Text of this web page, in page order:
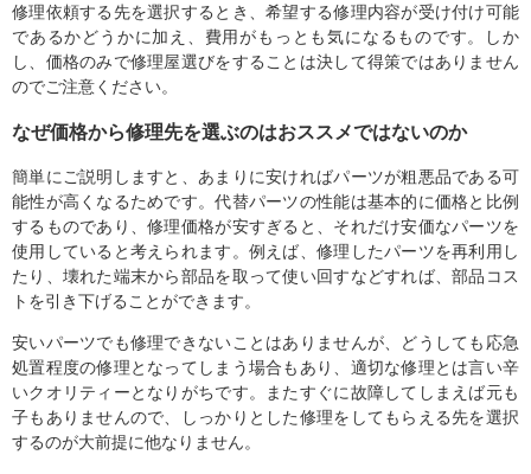
修理依頼する先を選択するとき、希望する修理内容が受け付け可能
であるかどうかに加え、費用がもっとも気になるものです。しか
し、価格のみで修理屋選びをすることは決して得策ではありません
のでご注意ください。
なぜ価格から修理先を選ぶのはおススメではないのか
簡単にご説明しますと、あまりに安ければパーツが粗悪品である可
能性が高くなるためです。代替パーツの性能は基本的に価格と比例
するものであり、修理価格が安すぎると、それだけ安価なパーツを
使用していると考えられます。例えば、修理したパーツを再利用し
たり、壊れた端末から部品を取って使い回すなどすれば、部品コス
トを引き下げることができます。
安いパーツでも修理できないことはありませんが、どうしても応急
処置程度の修理となってしまう場合もあり、適切な修理とは言い辛
いクオリティーとなりがちです。またすぐに故障してしまえば元も
子もありませんので、しっかりとした修理をしてもらえる先を選択
するのが大前提に他なりません。